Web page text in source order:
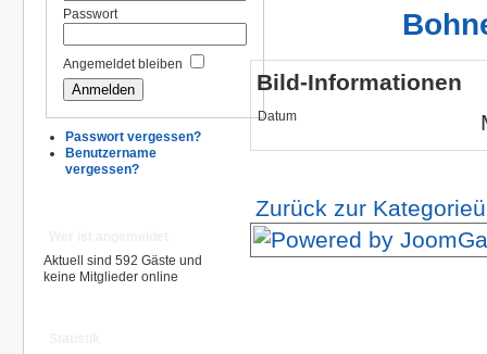
Passwort
Angemeldet bleiben
Passwort vergessen?
Benutzername
vergessen?
Aktuell sind 592 Gäste und
keine Mitglieder online
Bild-Informationen
Datum
Zurück zur